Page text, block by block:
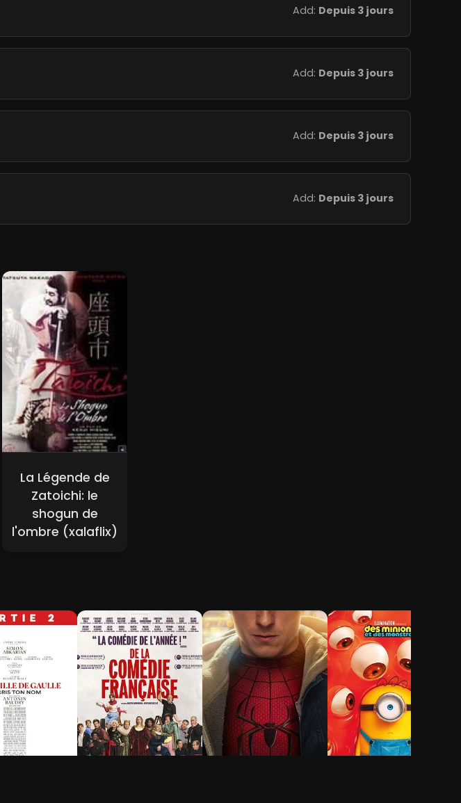
Add: Depuis 3 jours
Add: Depuis 3 jours
Add: Depuis 3 jours
Add: Depuis 3 jours
La Légende de
Zatoichi: le
shogun de
l'ombre (xalaflix)